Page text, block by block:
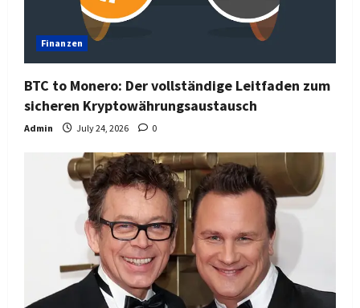
Finanzen
BTC to Monero: Der vollständige Leitfaden zum
sicheren Kryptowährungsaustausch
Admin July 24, 2026 0